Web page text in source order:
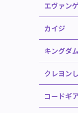
エヴァン
カイジ
キングダ
クレヨン
コードギ